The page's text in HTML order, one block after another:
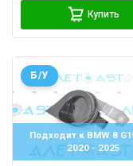
Купить
Подходит к BMW 8
2020 - 2025
Б/У